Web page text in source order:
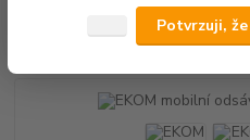
Potvrzuji,
DO M